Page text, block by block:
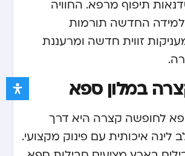
תיפוף מרפא. החוויה
החדשה תורמות
זווית חדשה ומרעננת
במלון ספא
לחופשה קצרה היא דרך
איכותית עם פינוק מקצועי.